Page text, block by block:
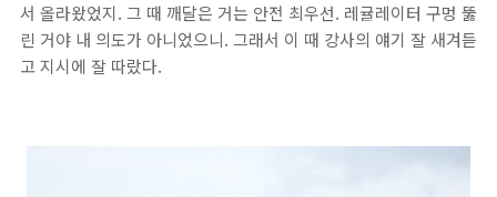
서 올라왔었지. 그 때 깨달은 거는 안전 최우선. 레귤레이터 구멍 뚫
린 거야 내 의도가 아니었으니. 그래서 이 때 강사의 얘기 잘 새겨듣
고 지시에 잘 따랐다.